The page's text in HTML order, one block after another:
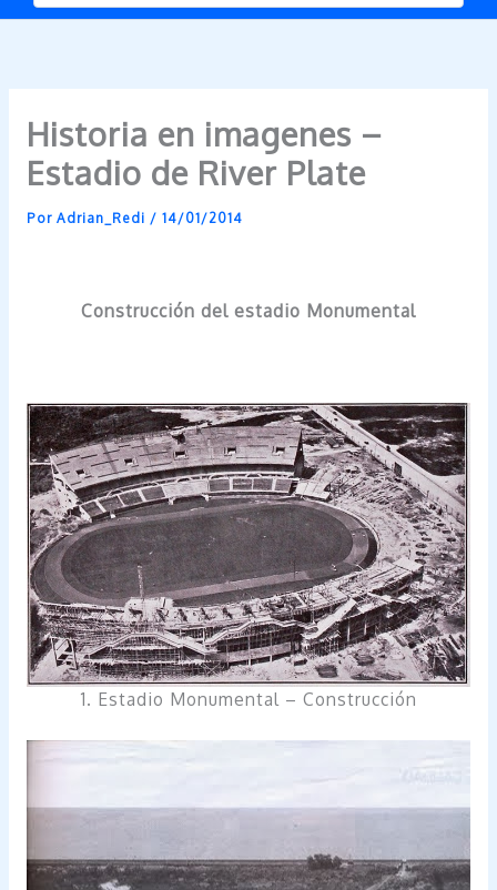
Historia en imagenes –
Estadio de River Plate
Por Adrian_Redi / 14/01/2014
Construcción del estadio Monumental
1. Estadio Monumental – Construcción